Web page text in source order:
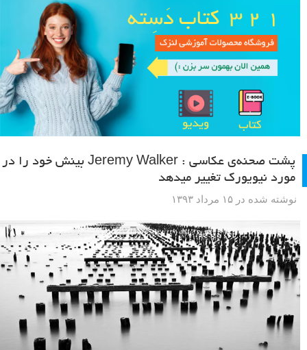
پشت صحنه‌ی عکاسی : Jeremy Walker بینش خود را در
مورد نیویورک تغییر میدهد
نوشته شده در ۱۵ مرداد ۱۳۹۳